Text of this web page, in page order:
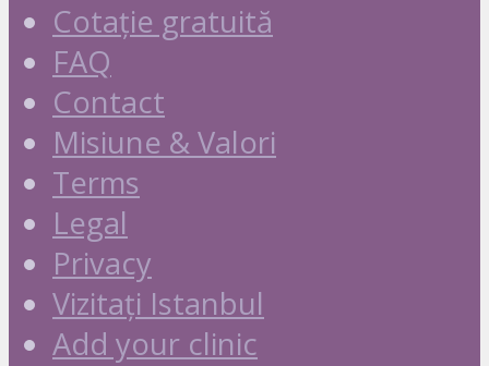
Cotație gratuită
FAQ
Contact
Misiune & Valori
Terms
Legal
Privacy
Vizitați Istanbul
Add your clinic